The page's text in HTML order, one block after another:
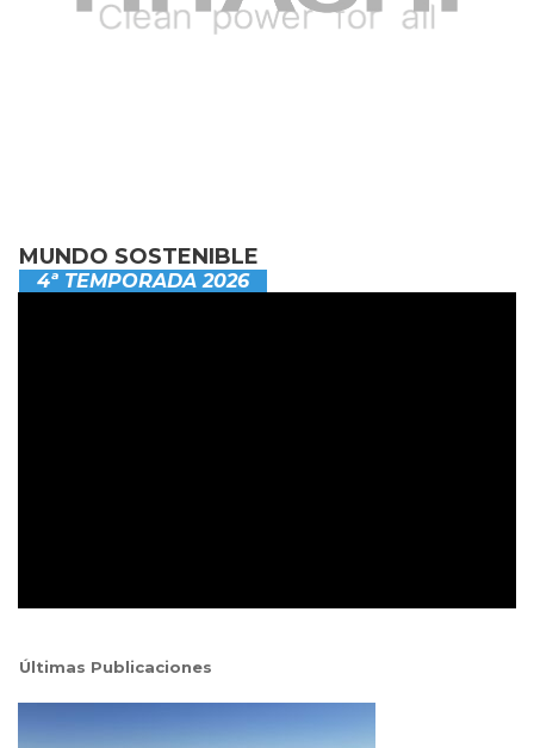
MUNDO SOSTENIBLE
4ª TEMPORADA 2026
Últimas Publicaciones